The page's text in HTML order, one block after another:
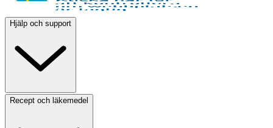
Hjälp och support
Recept och läkemedel